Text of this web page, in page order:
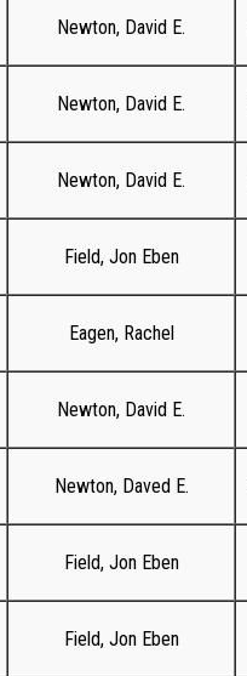
Newton, David E.
Newton, David E.
Newton, David E.
Field, Jon Eben
Eagen, Rachel
Newton, David E.
Newton, Daved E.
Field, Jon Eben
Field, Jon Eben